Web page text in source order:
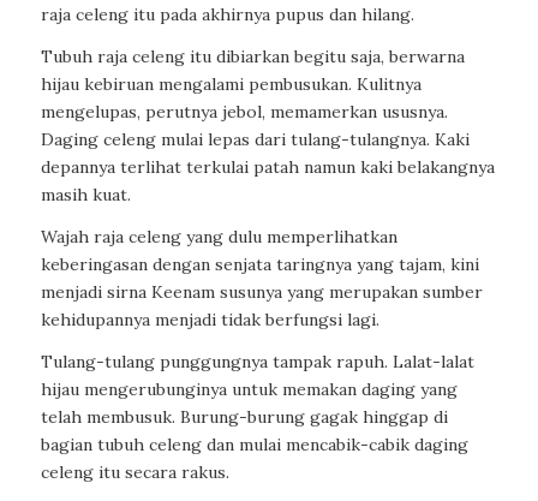
raja celeng itu pada akhirnya pupus dan hilang.
Tubuh raja celeng itu dibiarkan begitu saja, berwarna
hijau kebiruan mengalami pembusukan. Kulitnya
mengelupas, perutnya jebol, memamerkan ususnya.
Daging celeng mulai lepas dari tulang-tulangnya. Kaki
depannya terlihat terkulai patah namun kaki belakangnya
masih kuat.
Wajah raja celeng yang dulu memperlihatkan
keberingasan dengan senjata taringnya yang tajam, kini
menjadi sirna Keenam susunya yang merupakan sumber
kehidupannya menjadi tidak berfungsi lagi.
Tulang-tulang punggungnya tampak rapuh. Lalat-lalat
hijau mengerubunginya untuk memakan daging yang
telah membusuk. Burung-burung gagak hinggap di
bagian tubuh celeng dan mulai mencabik-cabik daging
celeng itu secara rakus.